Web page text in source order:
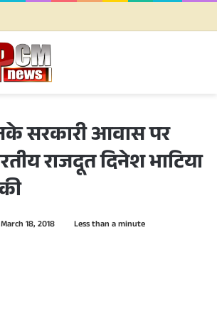
सरकारी आवास पर
राजदूत दिनेश भाटिया
March 18, 2018 Less than a minute